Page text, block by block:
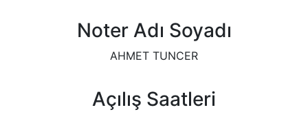
Noter Adı Soyadı
AHMET TUNCER
Açılış Saatleri